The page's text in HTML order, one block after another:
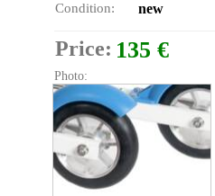
Condition: new
Price: 135 €
Photo: